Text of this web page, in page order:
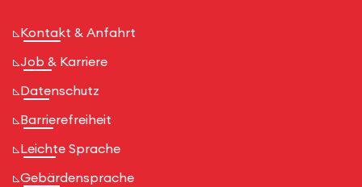
Kontakt & Anfahrt
Job & Karriere
Datenschutz
Barrierefreiheit
Leichte Sprache
Gebärdensprache